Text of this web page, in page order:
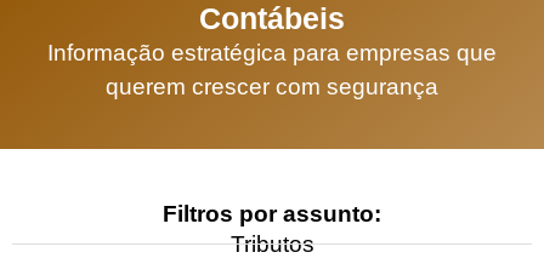
Contábeis
Informação estratégica para empresas que
querem crescer com segurança
Filtros por assunto:
Tributos